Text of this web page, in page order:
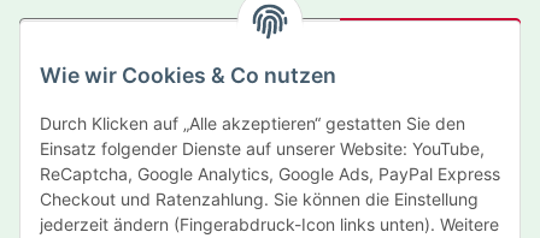
Wie wir Cookies & Co nutzen
Durch Klicken auf „Alle akzeptieren“ gestatten Sie den
Einsatz folgender Dienste auf unserer Website: YouTube,
ReCaptcha, Google Analytics, Google Ads, PayPal Express
Checkout und Ratenzahlung. Sie können die Einstellung
jederzeit ändern (Fingerabdruck-Icon links unten). Weitere
Newsletter Abonnieren
Informationen
Gesetzliche Informationen